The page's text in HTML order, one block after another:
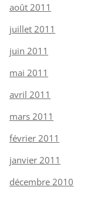
août 2011
juillet 2011
juin 2011
mai 2011
avril 2011
mars 2011
février 2011
janvier 2011
décembre 2010